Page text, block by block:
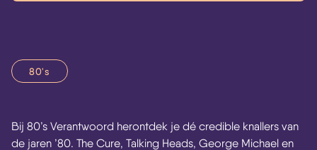
80's
Bij 80’s Verantwoord herontdek je dé credible knallers van
de jaren ’80. The Cure, Talking Heads, George Michael en